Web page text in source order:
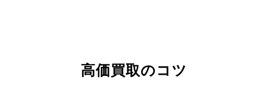
高価買取のコツ